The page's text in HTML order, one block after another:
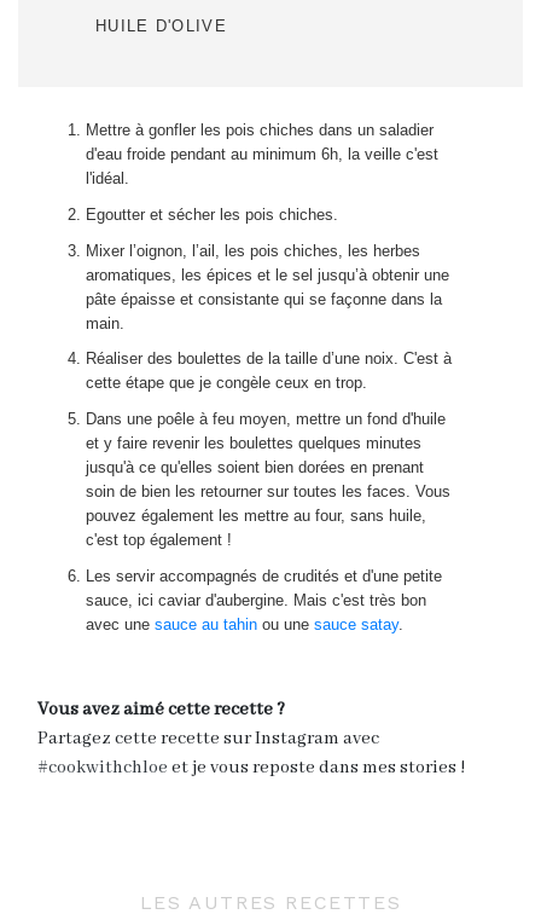
HUILE D'OLIVE
Mettre à gonfler les pois chiches dans un saladier
d'eau froide pendant au minimum 6h, la veille c'est
l'idéal.
Egoutter et sécher les pois chiches.
Mixer l’oignon, l’ail, les pois chiches, les herbes
aromatiques, les épices et le sel jusqu’à obtenir une
pâte épaisse et consistante qui se façonne dans la
main.
Réaliser des boulettes de la taille d’une noix. C'est à
cette étape que je congèle ceux en trop.
Dans une poêle à feu moyen, mettre un fond d'huile
et y faire revenir les boulettes quelques minutes
jusqu'à ce qu'elles soient bien dorées en prenant
soin de bien les retourner sur toutes les faces. Vous
pouvez également les mettre au four, sans huile,
c'est top également !
Les servir accompagnés de crudités et d'une petite
sauce, ici caviar d'aubergine. Mais c'est très bon
avec une sauce au tahin ou une sauce satay.
Vous avez aimé cette recette ?
Partagez cette recette sur Instagram avec
#cookwithchloe et je vous reposte dans mes stories !
LES AUTRES RECETTES